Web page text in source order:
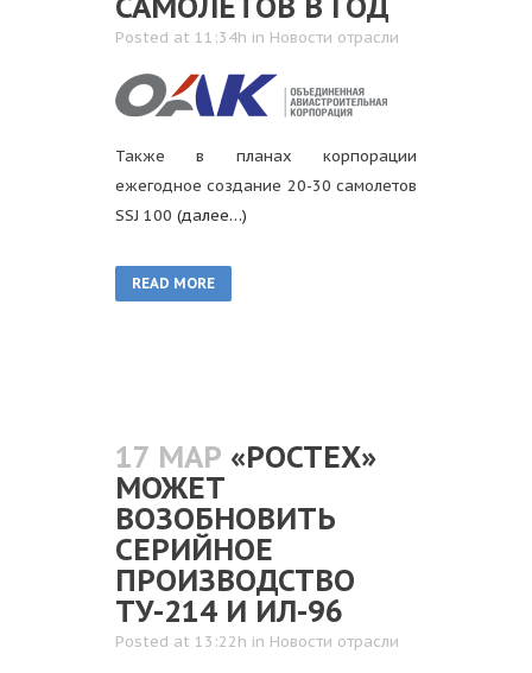
Posted at 11:34h in Новости отрасли
Также в планах корпорации
ежегодное создание 20-30 самолетов
SSJ 100 (далее…)
READ MORE
17 МАР «РОСТЕХ»
МОЖЕТ
ВОЗОБНОВИТЬ
СЕРИЙНОЕ
ПРОИЗВОДСТВО
ТУ-214 И ИЛ-96
Posted at 13:22h in Новости отрасли